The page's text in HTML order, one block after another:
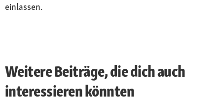
einlassen.
Weitere Beiträge, die dich auch
interessieren könnten